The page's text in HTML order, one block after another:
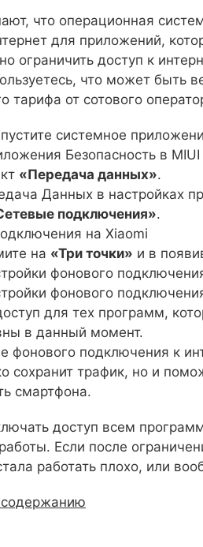
что операционная
для приложений,
ограничить доступ к
что может быть
тарифа от сотового
системное
«Передача данных».
подключения».
на «Три точки» и в
для тех программ,
в данный момент.
сохранит трафик, но и
смартфона.
доступ всем
Если после
работать плохо, или
содержанию